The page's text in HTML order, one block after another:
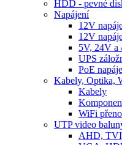
HDD - pevné
Napájení
12V
12V
5V, 24V a
UPS
PoE
Kabely, Optika,
Kabely
WiFi
UTP video
AHD,